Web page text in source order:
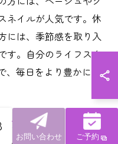
ネイルが人気です。休
には、季節感を取り入
す。自分のライフスタ
、毎日をより豊かに彩
の両立
お問い合わせ ご予約